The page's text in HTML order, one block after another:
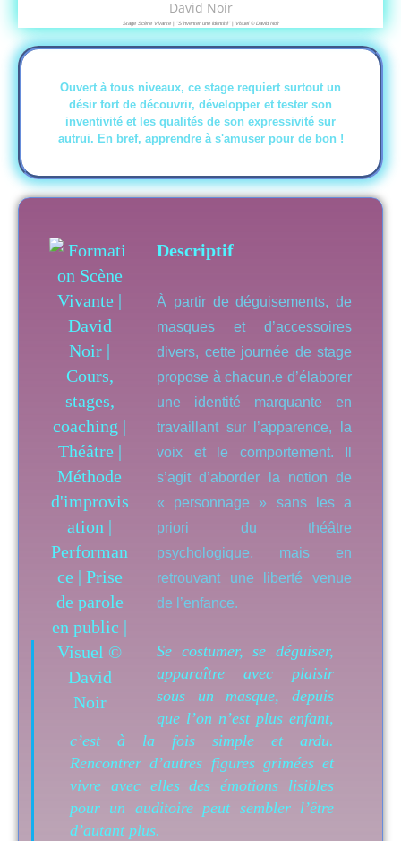
Stage Scène Vivante | "S'inventer une identité" | Visuel © David Noir
Ouvert à tous niveaux, ce stage requiert surtout un
désir fort de découvrir, développer et tester son
inventivité et les qualités de son expressivité sur
autrui. En bref, apprendre à s'amuser pour de bon !
Descriptif
À partir de déguisements, de
masques et d’accessoires
divers, cette journée de stage
propose à chacun.e d’élaborer
une identité marquante en
travaillant sur l’apparence, la
voix et le comportement. Il
s’agit d’aborder la notion de
« personnage » sans les a
priori du théâtre
psychologique, mais en
retrouvant une liberté venue
de l’enfance.
Se costumer, se déguiser,
apparaître avec plaisir
sous un masque, depuis
que l’on n’est plus enfant,
c’est à la fois simple et ardu.
Rencontrer d’autres figures grimées et
vivre avec elles des émotions lisibles
pour un auditoire peut sembler l’être
d’autant plus.